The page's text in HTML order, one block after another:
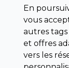
Beaux livres
Para scolaire
Histoire
Pochoteque
Pleiade
En
vous
autres
et offres
vers les